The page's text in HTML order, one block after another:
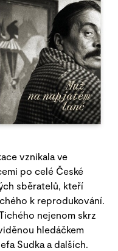
vznikala ve
po celé České
sběratelů, kteří
k reprodukování.
nejenom skrz
hledáčkem
Sudka a dalších.